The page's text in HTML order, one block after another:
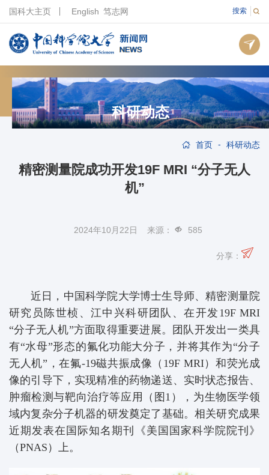
搜索
国科大主页 English 笃志网
科研动态
首页 - 科研动态
精密测量院成功开发19F MRI “分子无人
机”
2024年10月22日 来源： 585
分享：
近日，中国科学院大学博士生导师、精密测量院
研究员陈世桢、江中兴科研团队、在开发19F MRI
“分子无人机”方面取得重要进展。团队开发出一类具
有“水母”形态的氟化功能大分子，并将其作为“分子
无人机”，在氟-19磁共振成像（19F MRI）和荧光成
像的引导下，实现精准的药物递送、实时状态报告、
肿瘤检测与靶向治疗等应用（图1），为生物医学领
域内复杂分子机器的研发奠定了基础。相关研究成果
近期发表在国际知名期刊《美国国家科学院院刊》
（PNAS）上。